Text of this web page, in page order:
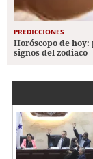
PREDICCIONES
Horóscopo de
signos del zodiaco